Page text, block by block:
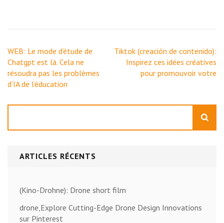
Navigation
de
l’article
WEB: Le mode d’étude de
Chatgpt est là. Cela ne
résoudra pas les problèmes
d’IA de l’éducation
Tiktok (creación de contenido):
Inspirez ces idées créatives
pour promouvoir votre
ARTICLES RÉCENTS
(Kino-Drohne): Drone short film
drone,Explore Cutting-Edge Drone Design Innovations
sur Pinterest